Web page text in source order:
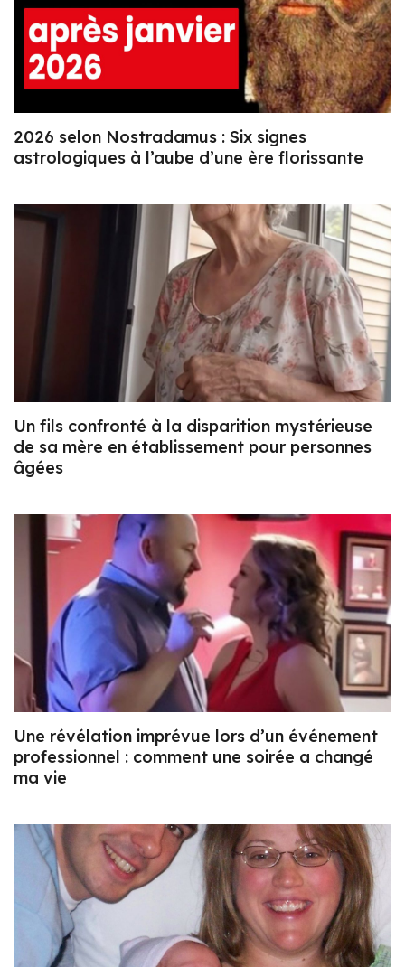
2026 selon Nostradamus : Six signes
astrologiques à l’aube d’une ère florissante
Un fils confronté à la disparition mystérieuse
de sa mère en établissement pour personnes
âgées
Une révélation imprévue lors d’un événement
professionnel : comment une soirée a changé
ma vie